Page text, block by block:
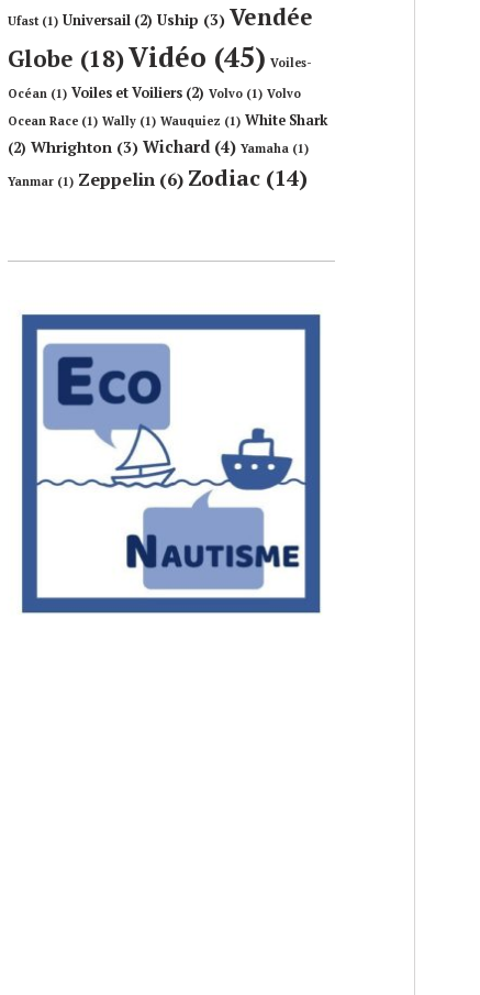
Ufast(1) Universail (2) Uship (3) Vendée
Globe (18)Vidéo (45) Voiles-
Océan (1) Voiles et Voiliers (2) Volvo (1) Volvo
Ocean Race (1) Wally (1) Wauquiez (1) White Shark
(2) Whrighton (3) Wichard(4) Yamaha (1)
Yanmar (1) Zeppelin (6) Zodiac (14)